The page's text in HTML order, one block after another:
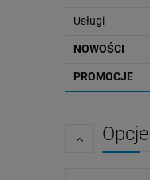
Usługi
NOWOŚCI
PROMOCJE